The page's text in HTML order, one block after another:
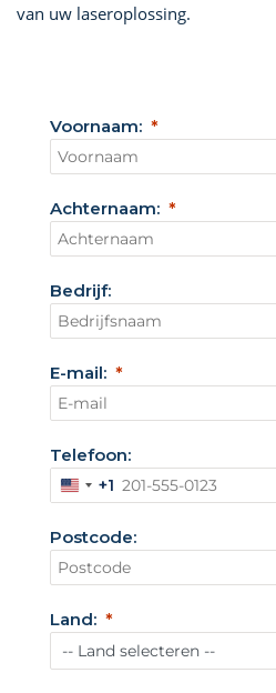
van uw laseroplossing.
Voornaam:
Achternaam:
Bedrijf:
E-mail:
Telefoon:
V
r
e
i
g
+1
Postcode:
Land: